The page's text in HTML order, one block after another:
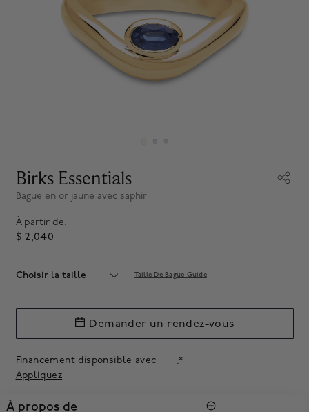
Birks Essentials
Bague en or jaune avec saphir
À partir de:
$ 2,040
Choisir la taille Taille De Bague Guide
Financement disponsible avec
.*
Appliquez
Demander un rendez-vous
À propos de